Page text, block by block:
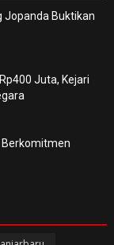
Jopanda Buktikan
Juta, Kejari
Berkomitmen